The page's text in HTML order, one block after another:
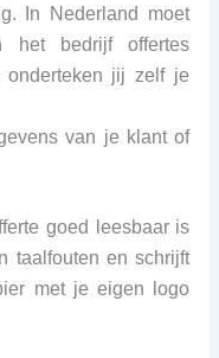
In Nederland moet
het bedrijf offertes
onderteken jij zelf je
van je klant of
goed leesbaar is
taalfouten en schrijft
met je eigen logo